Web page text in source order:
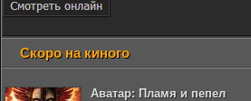
Скоро на киного
Аватар: Пламя и пепел